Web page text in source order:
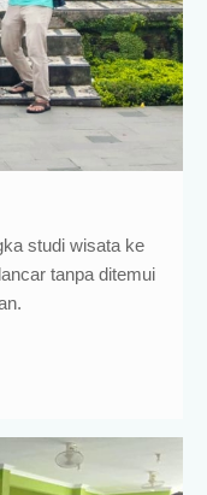
studi wisata ke
tanpa ditemui